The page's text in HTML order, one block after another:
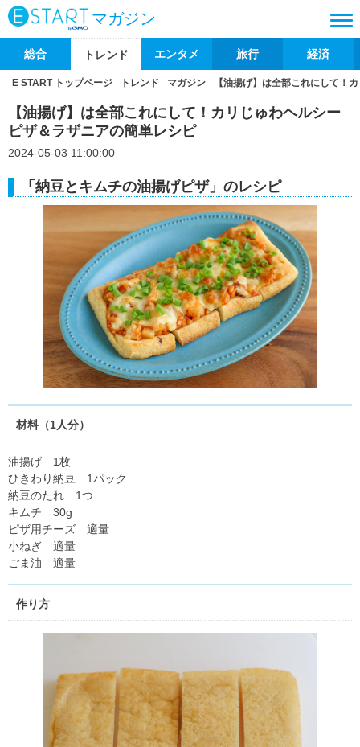
マガジン
総合 トレンド エンタメ 旅行 経済
E START トップページ トレンド マガジン 【油揚げ】は全部これにして！
【油揚げ】は全部これにして！カリじゅわヘルシー
ピザ＆ラザニアの簡単レシピ
2024-05-03 11:00:00
「納豆とキムチの油揚げピザ」のレシピ
材料（1人分）
油揚げ 1枚
ひきわり納豆 1パック
納豆のたれ 1つ
キムチ 30g
ピザ用チーズ 適量
小ねぎ 適量
ごま油 適量
作り方